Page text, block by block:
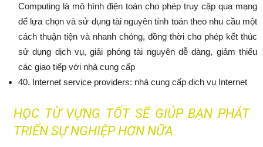
Computing là mô hình điện toán cho phép truy cập qua mạng
để lựa chọn và sử dụng tài nguyên tính toán theo nhu cầu một
cách thuận tiện và nhanh chóng, đồng thời cho phép kết thúc
sử dụng dịch vụ, giải phóng tài nguyên dễ dàng, giảm thiểu
các giao tiếp với nhà cung cấp
40. Internet service providers: nhà cung cấp dịch vụ Internet
HỌC TỪ VỰNG TỐT SẼ GIÚP BẠN PHÁT
TRIỂN SỰ NGHIỆP HƠN NỮA